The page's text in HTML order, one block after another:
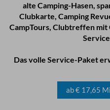
alte Camping-Hasen,
Clubkarte, Camping
CampTours, Clubtreffen mit
Das volle Service-Paket
ab € 17,65